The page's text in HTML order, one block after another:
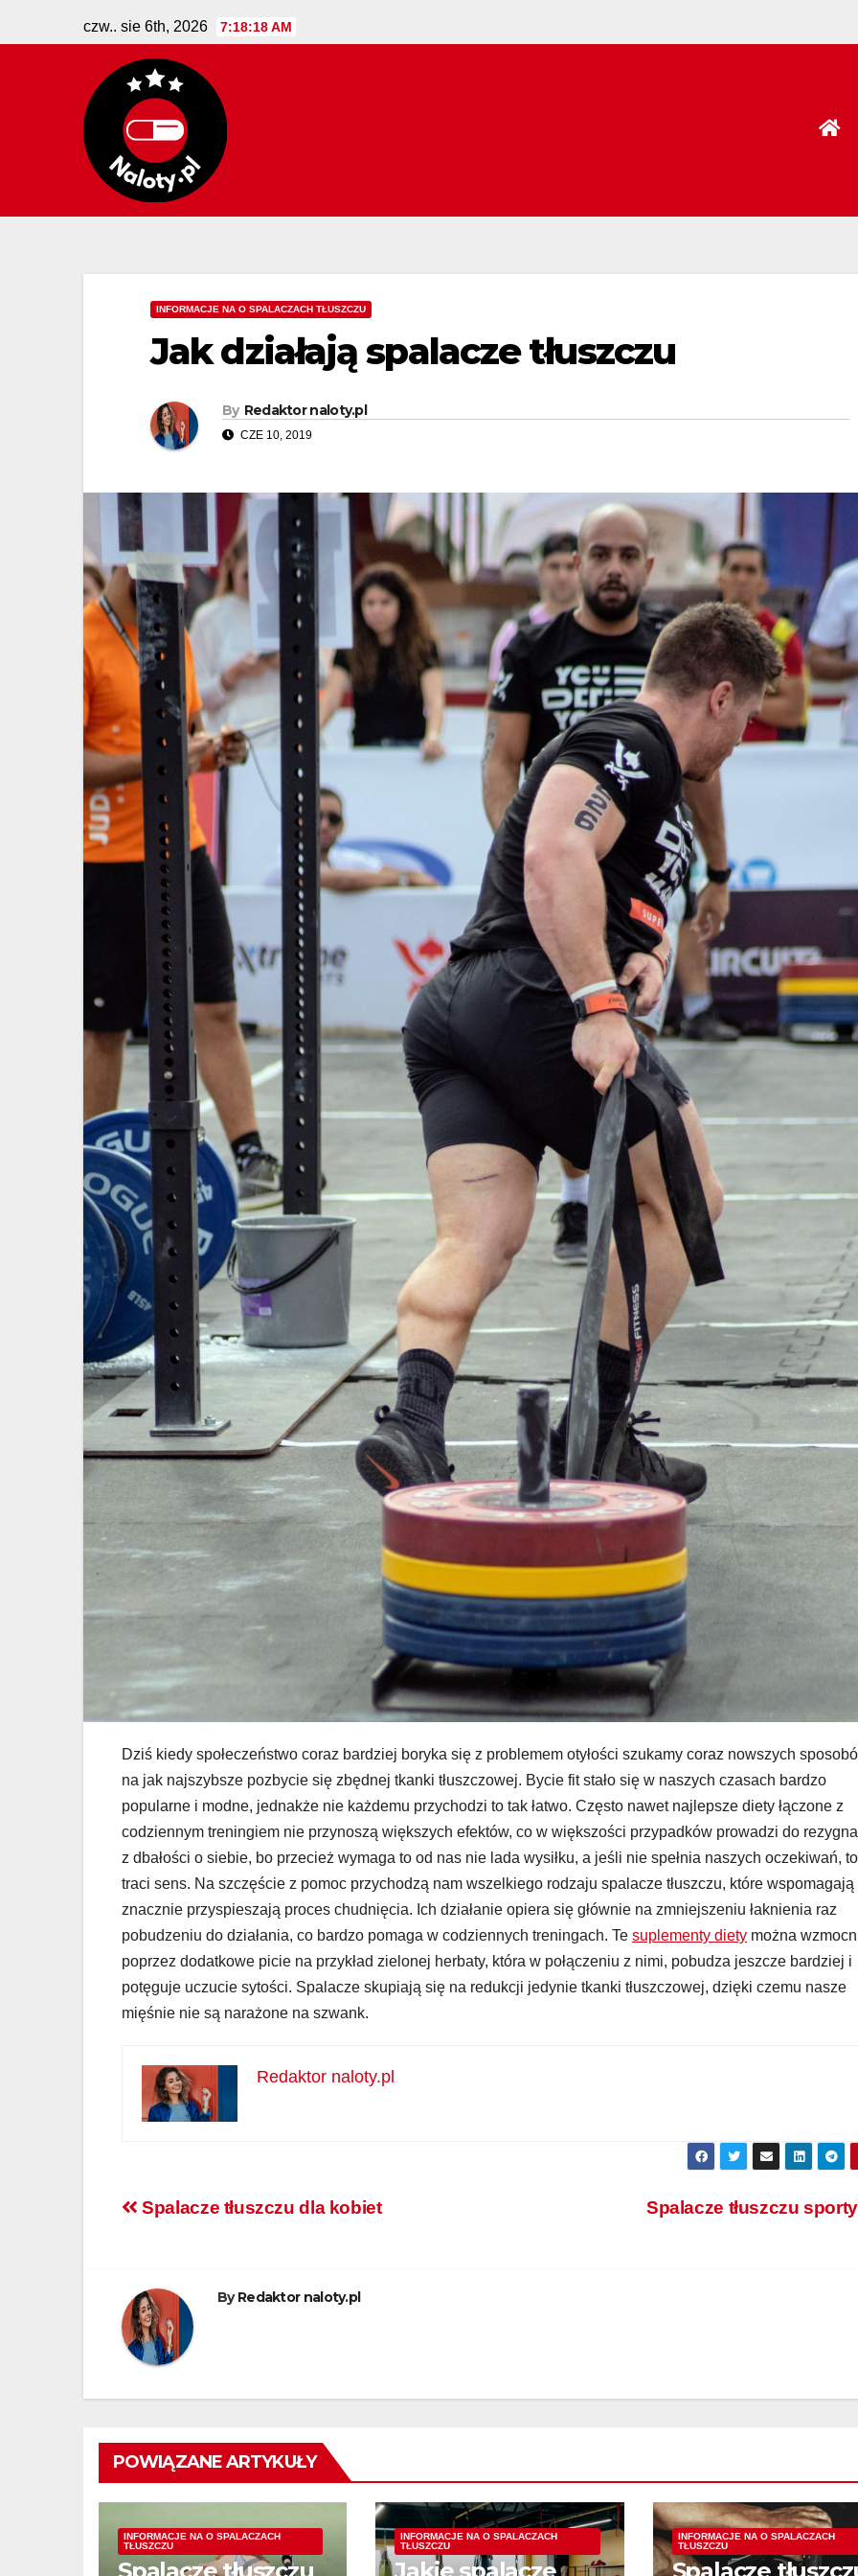
to
czw.. sie 6th, 2026 7:18:19 AM
INFORMACJE NA O SPALACZACH TŁUSZCZU
Jak działają spalacze tłuszczu
By Redaktor naloty.pl
CZE 10, 2019
Dziś kiedy społeczeństwo coraz bardziej boryka się z problemem otyłości szukamy coraz nowszych
na jak najszybsze pozbycie się zbędnej tkanki tłuszczowej. Bycie fit stało się w naszych czasach bardzo
popularne i modne, jednakże nie każdemu przychodzi to tak łatwo. Często nawet najlepsze diety łączone z
codziennym treningiem nie przynoszą większych efektów, co w większości przypadków prowadzi do
z dbałości o siebie, bo przecież wymaga to od nas nie lada wysiłku, a jeśli nie spełnia naszych oczekiwań, to
traci sens. Na szczęście z pomoc przychodzą nam wszelkiego rodzaju spalacze tłuszczu, które wspomagają
znacznie przyspieszają proces chudnięcia. Ich działanie opiera się głównie na zmniejszeniu łaknienia raz
pobudzeniu do działania, co bardzo pomaga w codziennych treningach. Te suplementy diety można
poprzez dodatkowe picie na przykład zielonej herbaty, która w połączeniu z nimi, pobudza jeszcze bardziej i
potęguje uczucie sytości. Spalacze skupiają się na redukcji jedynie tkanki tłuszczowej, dzięki czemu nasze
mięśnie nie są narażone na szwank.
Redaktor naloty.pl
Nawigacja
Spalacze tłuszczu
Spalacze tłuszczu dla kobiet
ByRedaktor naloty.pl
POWIĄZANE ARTYKUŁY
INFORMACJE NA O SPALACZACH
TŁUSZCZU
INFORMACJE NA O SPALACZACH
TŁUSZCZU
INFORMACJE NA O SPALACZACH
TŁUSZCZU